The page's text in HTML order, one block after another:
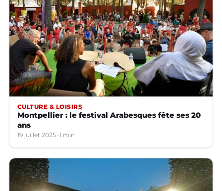
CULTURE & LOISIRS
Montpellier : le festival Arabesques fête ses 20
ans
19 juillet 2025 1 min